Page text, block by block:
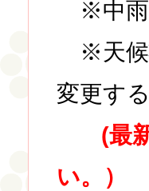
※中雨
※天候
変更す
(最
い。）